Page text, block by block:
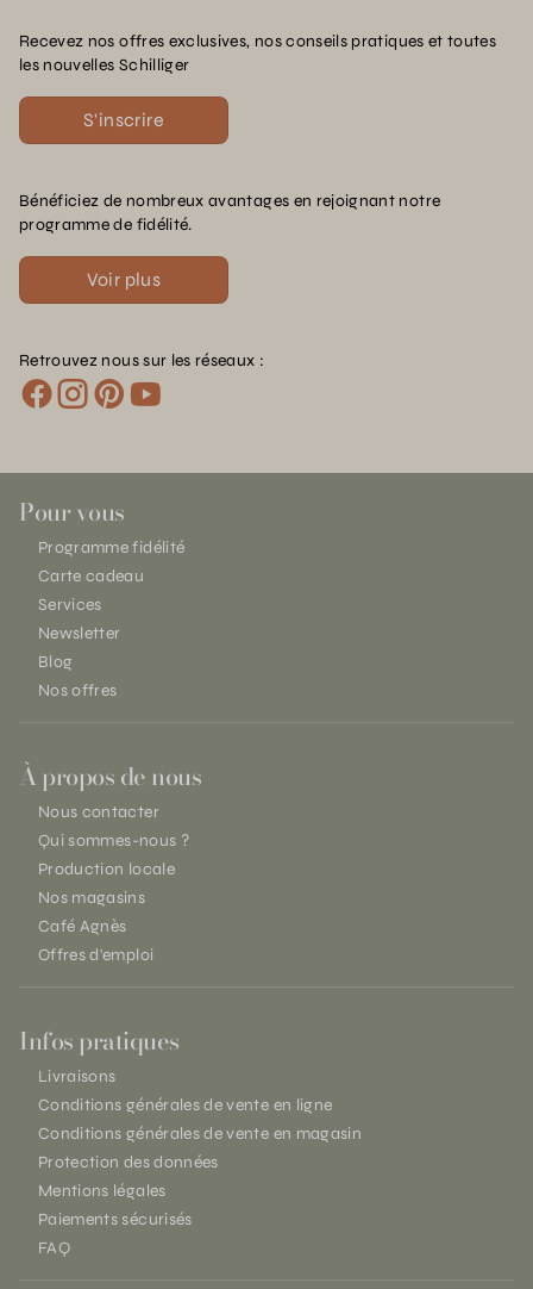
Recevez nos offres exclusives, nos conseils pratiques et toutes
les nouvelles Schilliger
S'inscrire
Bénéficiez de nombreux avantages en rejoignant notre
programme de fidélité.
Voir plus
Retrouvez nous sur les réseaux :
Pour vous
Programme fidélité
Carte cadeau
Services
Newsletter
Blog
Nos offres
À propos de nous
Nous contacter
Qui sommes-nous ?
Production locale
Nos magasins
Café Agnès
Offres d'emploi
Infos pratiques
Livraisons
Conditions générales de vente en ligne
Conditions générales de vente en magasin
Protection des données
Mentions légales
Paiements sécurisés
FAQ